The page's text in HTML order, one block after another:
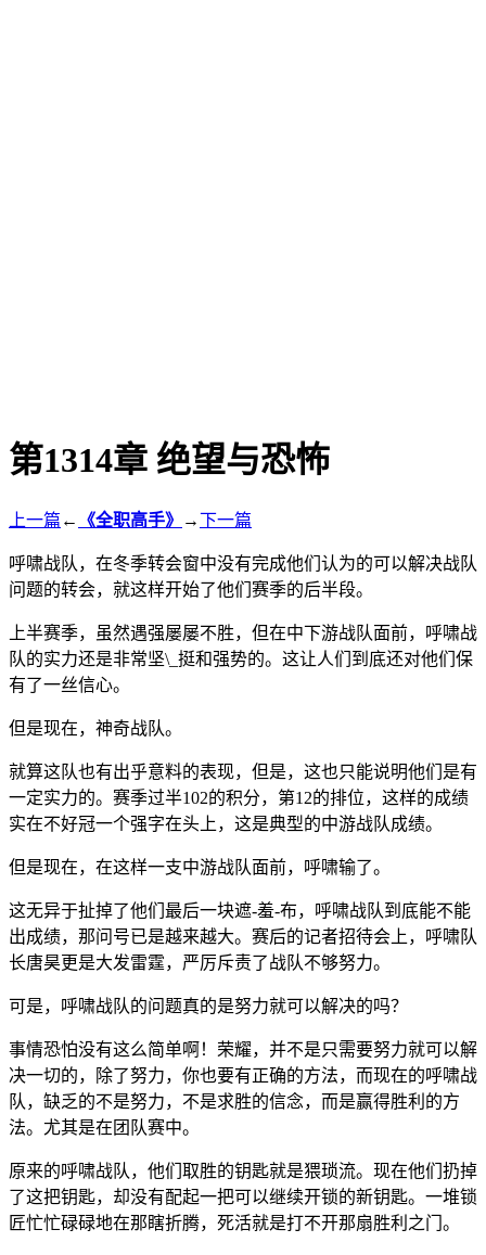
第1314章 绝望与恐怖
上一篇 ← 《全职高手》 →下一篇
呼啸战队，在冬季转会窗中没有完成他们认为的可以解决战队
问题的转会，就这样开始了他们赛季的后半段。
上半赛季，虽然遇强屡屡不胜，但在中下游战队面前，呼啸战
队的实力还是非常坚\_挺和强势的。这让人们到底还对他们保
有了一丝信心。
但是现在，神奇战队。
就算这队也有出乎意料的表现，但是，这也只能说明他们是有
一定实力的。赛季过半102的积分，第12的排位，这样的成绩
实在不好冠一个强字在头上，这是典型的中游战队成绩。
但是现在，在这样一支中游战队面前，呼啸输了。
这无异于扯掉了他们最后一块遮-羞-布，呼啸战队到底能不能
出成绩，那问号已是越来越大。赛后的记者招待会上，呼啸队
长唐昊更是大发雷霆，严厉斥责了战队不够努力。
可是，呼啸战队的问题真的是努力就可以解决的吗？
事情恐怕没有这么简单啊！荣耀，并不是只需要努力就可以解
决一切的，除了努力，你也要有正确的方法，而现在的呼啸战
队，缺乏的不是努力，不是求胜的信念，而是赢得胜利的方
法。尤其是在团队赛中。
原来的呼啸战队，他们取胜的钥匙就是猥琐流。现在他们扔掉
了这把钥匙，却没有配起一把可以继续开锁的新钥匙。一堆锁
匠忙忙碌碌地在那瞎折腾，死活就是打不开那扇胜利之门。